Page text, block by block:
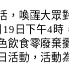
，喚醒大眾
日下午4時
飲食零廢棄
活動，活動